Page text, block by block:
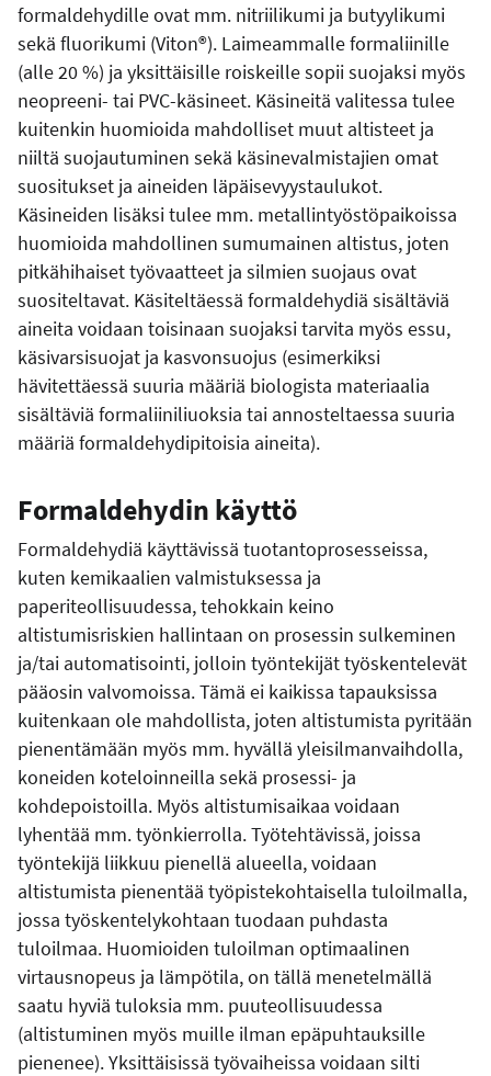
formaldehydille ovat mm. nitriilikumi ja butyylikumi
sekä fluorikumi (Viton®). Laimeammalle formaliinille
(alle 20 %) ja yksittäisille roiskeille sopii suojaksi myös
neopreeni- tai PVC-käsineet. Käsineitä valitessa tulee
kuitenkin huomioida mahdolliset muut altisteet ja
niiltä suojautuminen sekä käsinevalmistajien omat
suositukset ja aineiden läpäisevyystaulukot.
Käsineiden lisäksi tulee mm. metallintyöstöpaikoissa
huomioida mahdollinen sumumainen altistus, joten
pitkähihaiset työvaatteet ja silmien suojaus ovat
suositeltavat. Käsiteltäessä formaldehydiä sisältäviä
aineita voidaan toisinaan suojaksi tarvita myös essu,
käsivarsisuojat ja kasvonsuojus (esimerkiksi
hävitettäessä suuria määriä biologista materiaalia
sisältäviä formaliiniliuoksia tai annosteltaessa suuria
määriä formaldehydipitoisia aineita).
Formaldehydin käyttö
Formaldehydiä käyttävissä tuotantoprosesseissa,
kuten kemikaalien valmistuksessa ja
paperiteollisuudessa, tehokkain keino
altistumisriskien hallintaan on prosessin sulkeminen
ja/tai automatisointi, jolloin työntekijät työskentelevät
pääosin valvomoissa. Tämä ei kaikissa tapauksissa
kuitenkaan ole mahdollista, joten altistumista pyritään
pienentämään myös mm. hyvällä yleisilmanvaihdolla,
koneiden koteloinneilla sekä prosessi- ja
kohdepoistoilla. Myös altistumisaikaa voidaan
lyhentää mm. työnkierrolla. Työtehtävissä, joissa
työntekijä liikkuu pienellä alueella, voidaan
altistumista pienentää työpistekohtaisella tuloilmalla,
jossa työskentelykohtaan tuodaan puhdasta
tuloilmaa. Huomioiden tuloilman optimaalinen
virtausnopeus ja lämpötila, on tällä menetelmällä
saatu hyviä tuloksia mm. puuteollisuudessa
(altistuminen myös muille ilman epäpuhtauksille
pienenee). Yksittäisissä työvaiheissa voidaan silti